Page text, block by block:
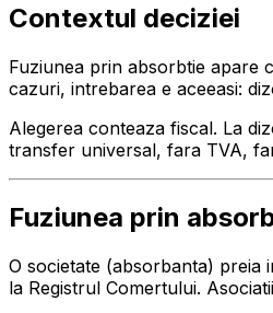
Contextul deciziei
Fuziunea prin absorbtie apare
cazuri, intrebarea e aceeasi:
Alegerea conteaza fiscal. La
transfer universal, fara TVA,
Fuziunea prin
O societate (absorbanta) preia
la Registrul Comertului.